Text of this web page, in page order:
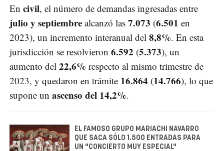
En civil, el número de demandas ingresadas entre
julio y septiembre alcanzó las 7.073 (6.501 en
2023), un incremento interanual del 8,8%. En esta
jurisdicción se resolvieron 6.592 (5.373), un
aumento del 22,6% respecto al mismo trimestre de
2023, y quedaron en trámite 16.864 (14.766), lo que
supone un ascenso del 14,2%.
EL FAMOSO GRUPO MARIACHI NAVARRO
QUE SACA SÓLO 1.500 ENTRADAS PARA
UN "CONCIERTO MUY ESPECIAL"